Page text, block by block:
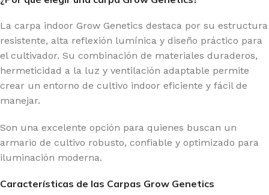
La carpa indoor Grow Genetics destaca por su estructura
resistente, alta reflexión lumínica y diseño práctico para
el cultivador. Su combinación de materiales duraderos,
hermeticidad a la luz y ventilación adaptable permite
crear un entorno de cultivo indoor eficiente y fácil de
manejar.
Son una excelente opción para quienes buscan un
armario de cultivo robusto, confiable y optimizado para
iluminación moderna.
Características de las Carpas Grow Genetics